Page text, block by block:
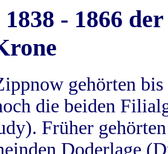
- 1866
gehörten
die beiden
Früher
Doderlage